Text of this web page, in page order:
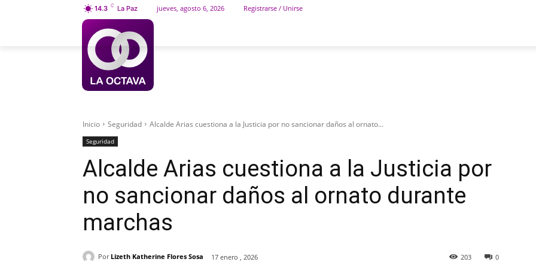
14.3 C La Paz jueves, agosto 6, 2026 Registrarse / Unirse
Inicio Seguridad Alcalde Arias cuestiona a la Justicia por no sancionar daños al ornato...
Seguridad
Alcalde Arias cuestiona a la Justicia por
no sancionar daños al ornato durante
marchas
Por Lizeth Katherine Flores Sosa 17 enero , 2026 0
203